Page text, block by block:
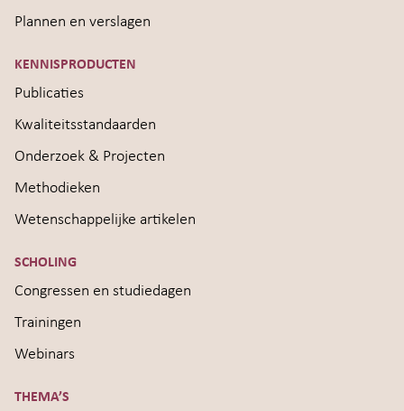
Plannen en verslagen
KENNISPRODUCTEN
Publicaties
Kwaliteitsstandaarden
Onderzoek & Projecten
Methodieken
Wetenschappelijke artikelen
SCHOLING
Congressen en studiedagen
Trainingen
Webinars
THEMA’S